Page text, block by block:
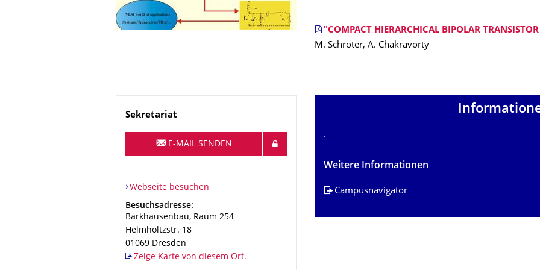
"COMPACT HIERARCHICAL BIPOLAR
M. Schröter, A. Chakravorty
Name
Sekretariat
E-MAIL SENDEN
Webseite besuchen
Adresse
Besuchsadresse:
Barkhausenbau, Raum 254
Helmholtzstr. 18
01069 Dresden
Zeige Karte von diesem Ort.
.
Weitere Informationen
Campusnavigator